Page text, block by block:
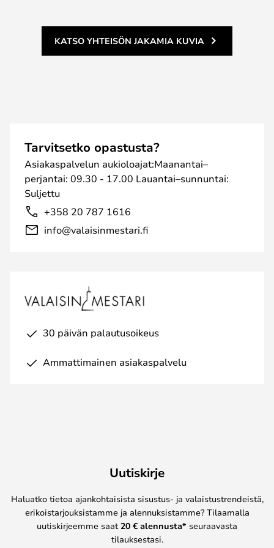
KATSO YHTEISÖN JAKAMIA KUVIA
Tarvitsetko opastusta?
Asiakaspalvelun aukioloajat:Maanantai–
perjantai: 09.30 - 17.00 Lauantai–sunnuntai:
Suljettu
+358 20 787 1616
info@valaisinmestari.fi
30 päivän palautusoikeus
Ammattimainen asiakaspalvelu
Uutiskirje
Haluatko tietoa ajankohtaisista sisustus- ja valaistustrendeistä,
erikoistarjouksistamme ja alennuksistamme? Tilaamalla
uutiskirjeemme saat 20 € alennusta* seuraavasta
tilauksestasi.